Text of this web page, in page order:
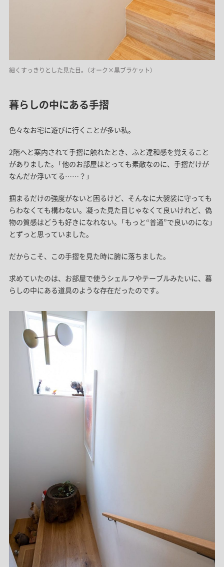
細くすっきりとした見た目。（オーク×黒ブラケット）
暮らしの中にある手摺
色々なお宅に遊びに行くことが多い私。
2階へと案内されて手摺に触れたとき、ふと違和感を覚えること
がありました。「他のお部屋はとっても素敵なのに、手摺だけが
なんだか浮いてる……？」
掴まるだけの強度がないと困るけど、そんなに大袈裟に守っても
らわなくても構わない。凝った見た目じゃなくて良いけれど、偽
物の質感はどうも好きになれない。「もっと“普通”で良いのにな」
とずっと思っていました。
だからこそ、この手摺を見た時に腑に落ちました。
求めていたのは、お部屋で使うシェルフやテーブルみたいに、暮
らしの中にある道具のような存在だったのです。